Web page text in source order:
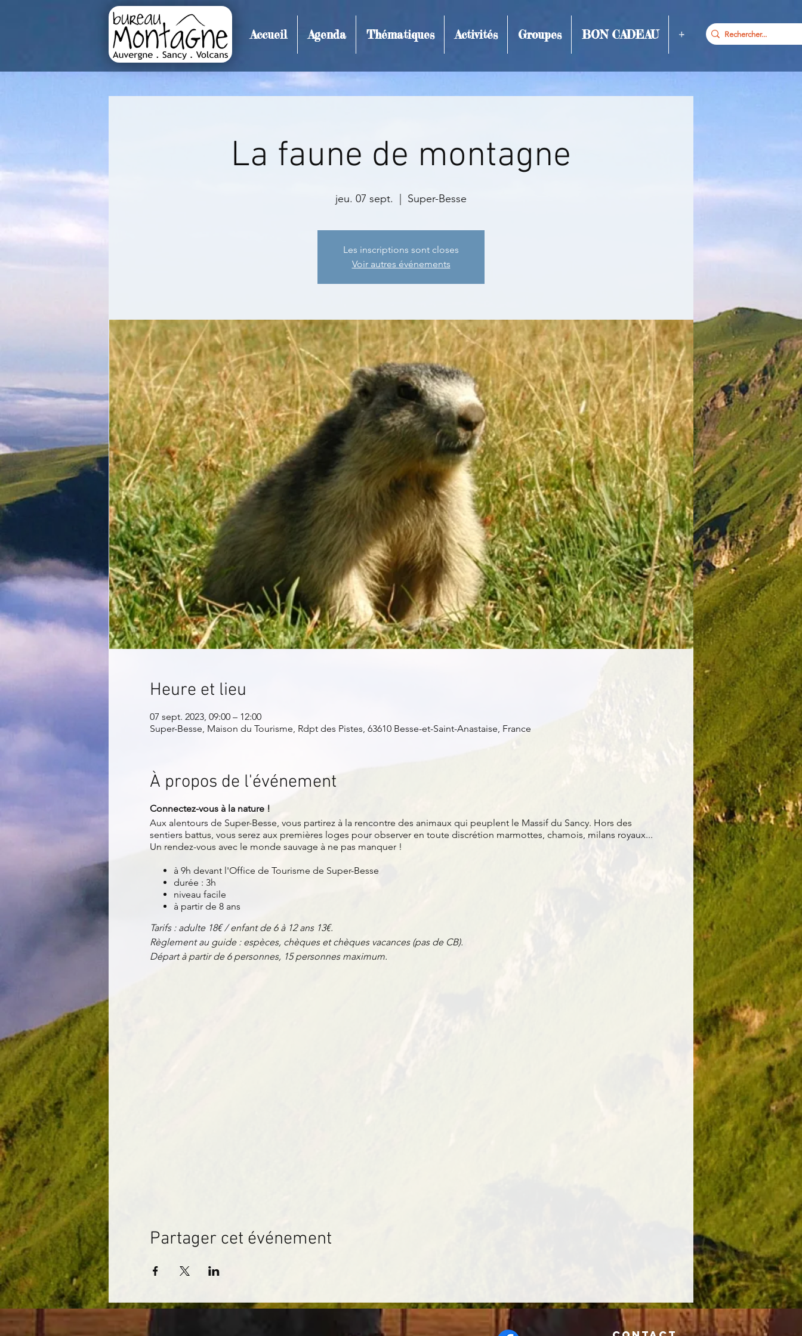
Accueil Agenda Thématiques Activités Groupes BON CADEAU +
Détails de l'événement et inscription
La faune de montagne
jeu. 07 sept. Super-Besse
Les inscriptions sont closes
Voir autres événements
Heure et lieu
07 sept. 2023, 09:00 – 12:00
Super-Besse, Maison du Tourisme, Rdpt des Pistes, 63610 Besse-et-Saint-Anastaise, France
À propos de l'événement
Connectez-vous à la nature !
Aux alentours de Super-Besse, vous partirez à la rencontre des animaux qui peuplent le Massif du Sancy. Hors des
sentiers battus, vous serez aux premières loges pour observer en toute discrétion marmottes, chamois, milans royaux...
Un rendez-vous avec le monde sauvage à ne pas manquer !
à 9h devant l'Office de Tourisme de Super-Besse
durée : 3h
niveau facile
à partir de 8 ans
Tarifs : adulte 18€ / enfant de 6 à 12 ans 13€.
Règlement au guide : espèces, chèques et chèques vacances (pas de CB).
Départ à partir de 6 personnes, 15 personnes maximum.
Partager cet événement